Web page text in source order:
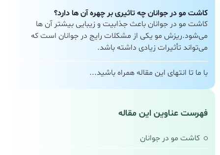
کاشت مو در جوانان چه تاثیری بر چهره آن ها دارد؟
کاشت مو در جوانان باعث جذابیت و زیبایی بیشتر آن ها
می‌شود.ریزش مو یکی از مشکلات رایج در جوانان است که
می‌تواند تأثیرات زیادی داشته باشد.
با ما تا انتهای این مقاله همراه باشید...
فهرست عناوین این مقاله
کاشت مو در جوانان